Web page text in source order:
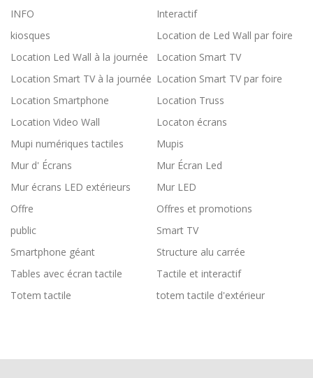
INFO
Interactif
kiosques
Location de Led Wall par foire
Location Led Wall à la journée
Location Smart TV
Location Smart TV à la journée Location Smart TV par foire
Location Smartphone
Location Truss
Location Video Wall
Locaton écrans
Mupi numériques tactiles
Mupis
Mur d' Écrans
Mur Écran Led
Mur écrans LED extérieurs
Mur LED
Offre
Offres et promotions
public
Smart TV
Smartphone géant
Structure alu carrée
Tables avec écran tactile
Tactile et interactif
Totem tactile
totem tactile d'extérieur